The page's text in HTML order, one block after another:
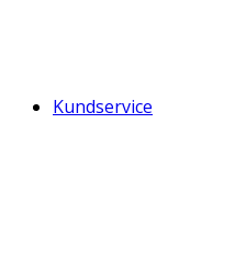
Kundservice